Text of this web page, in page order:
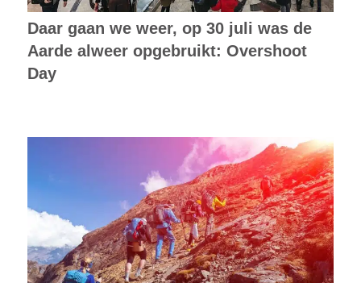
Daar gaan we weer, op 30 juli was de
Aarde alweer opgebruikt: Overshoot
Day